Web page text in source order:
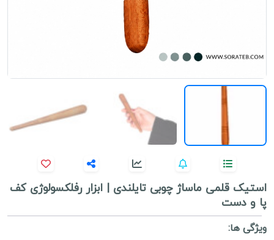
استیک قلمی ماساژ چوبی تایلندی | ابزار رفلکسولوژی کف
پا و دست
ویژگی ها: